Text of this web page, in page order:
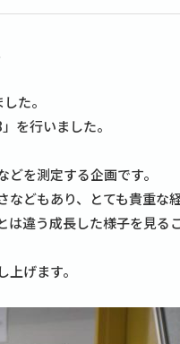
た。
を行いました。
を測定する企画です。
どもあり、とても貴重な
違う成長した様子を見る
げます。